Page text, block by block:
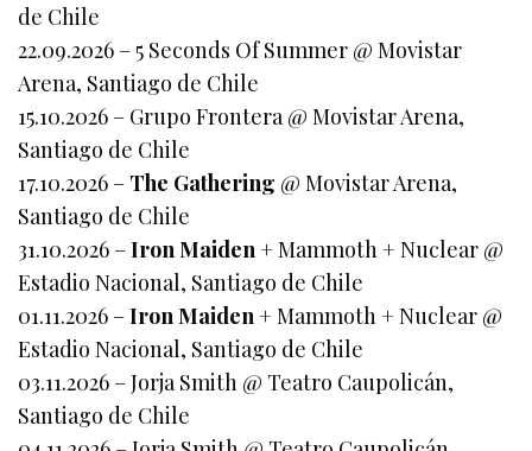
de Chile
22.09.2026 – 5 Seconds Of Summer @ Movistar
Arena, Santiago de Chile
15.10.2026 – Grupo Frontera @ Movistar Arena,
Santiago de Chile
17.10.2026 – The Gathering @ Movistar Arena,
Santiago de Chile
31.10.2026 –Iron Maiden + Mammoth + Nuclear @
Estadio Nacional, Santiago de Chile
01.11.2026 –Iron Maiden + Mammoth + Nuclear @
Estadio Nacional, Santiago de Chile
03.11.2026 – Jorja Smith @ Teatro Caupolicán,
Santiago de Chile